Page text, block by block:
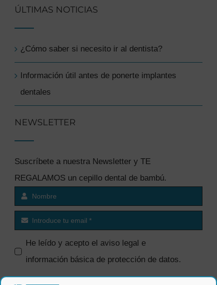
ÚLTIMAS NOTICIAS
¿Cómo saber si necesito ir al dentista?
Información útil antes de ponerte implantes
dentales
NEWSLETTER
Suscríbete a nuestra Newsletter y TE
REGALAMOS un cepillo dental de bambú.
He leído y acepto el aviso legal e
información básica de protección de datos.